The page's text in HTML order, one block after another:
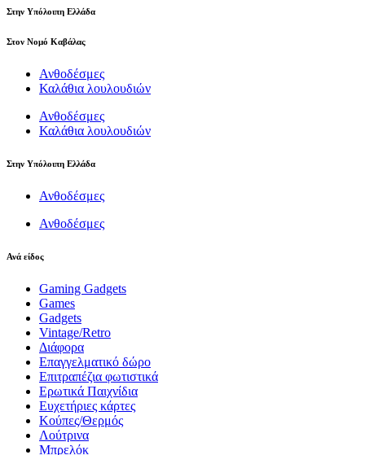
Στην Υπόλοιπη Ελλάδα
Στον Νομό Καβάλας
Ανθοδέσμες
Καλάθια λουλουδιών
Ανθοδέσμες
Καλάθια λουλουδιών
Στην Υπόλοιπη Ελλάδα
Ανθοδέσμες
Ανθοδέσμες
Ανά είδος
Gaming Gadgets
Games
Gadgets
Vintage/Retro
Διάφορα
Επαγγελματικό δώρο
Επιτραπέζια φωτιστικά
Ερωτικά Παιχνίδια
Ευχετήριες κάρτες
Κούπες/Θερμός
Λούτρινα
Μπρελόκ